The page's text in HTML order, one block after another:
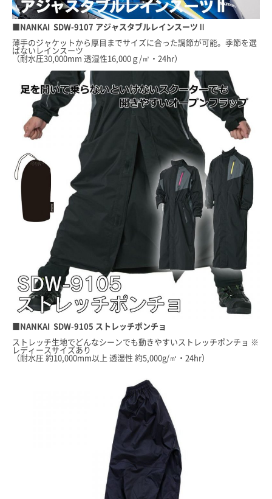
■NANKAI SDW-9107 アジャスタブルレインスーツⅡ
薄手のジャケットから厚目までサイズに合った調節が可能。季節を選
ばないレインスーツ
（耐水圧30,000mm 透湿性16,000ｇ/㎡・24hr）
■NANKAI SDW-9105 ストレッチポンチョ
ストレッチ生地でどんなシーンでも動きやすいストレッチポンチョ ※
レディースサイズあり
（耐水圧 約10,000mm以上 透湿性 約5,000g/㎡・24hr）